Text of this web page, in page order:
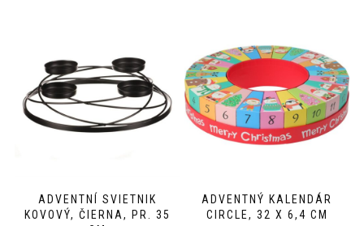
ADVENTNÍ SVIETNIK
KOVOVÝ, ČIERNA, PR. 35
ADVENTNÝ KALENDÁR
CIRCLE, 32 X 6,4 CM